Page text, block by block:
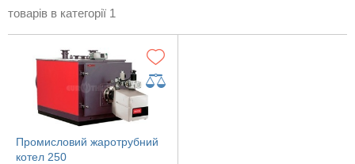
товарів в категорії 1
Промисловий жаротрубний
котел 250